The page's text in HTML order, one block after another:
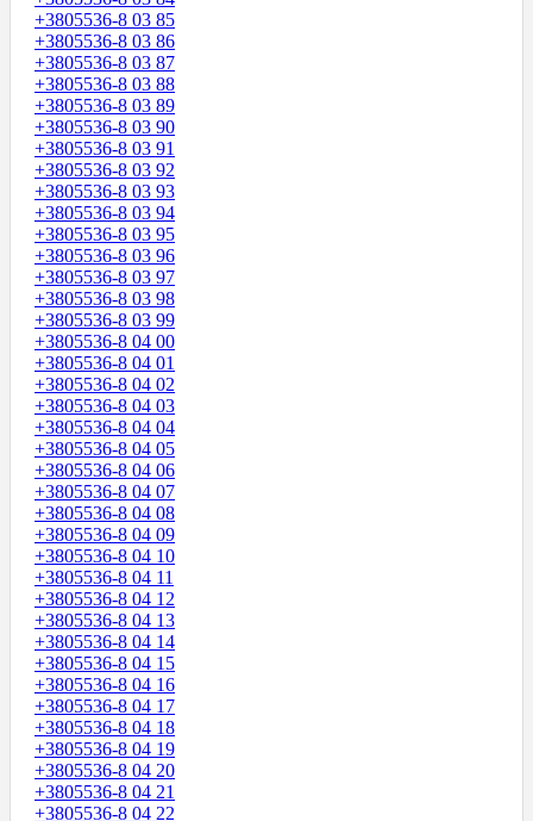
+3805536-8 03 85
+3805536-8 03 86
+3805536-8 03 87
+3805536-8 03 88
+3805536-8 03 89
+3805536-8 03 90
+3805536-8 03 91
+3805536-8 03 92
+3805536-8 03 93
+3805536-8 03 94
+3805536-8 03 95
+3805536-8 03 96
+3805536-8 03 97
+3805536-8 03 98
+3805536-8 03 99
+3805536-8 04 00
+3805536-8 04 01
+3805536-8 04 02
+3805536-8 04 03
+3805536-8 04 04
+3805536-8 04 05
+3805536-8 04 06
+3805536-8 04 07
+3805536-8 04 08
+3805536-8 04 09
+3805536-8 04 10
+3805536-8 04 11
+3805536-8 04 12
+3805536-8 04 13
+3805536-8 04 14
+3805536-8 04 15
+3805536-8 04 16
+3805536-8 04 17
+3805536-8 04 18
+3805536-8 04 19
+3805536-8 04 20
+3805536-8 04 21
+3805536-8 04 22